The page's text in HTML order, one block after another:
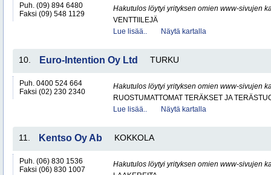
Puh. (09) 894 6480
Faksi (09) 548 1129
Hakutulos löytyi yrityksen omien www-sivujen
VENTTIILEJÄ
Lue lisää..
Näytä kartalla
10. Euro-Intention Oy Ltd TURKU
Puh. 0400 524 664
Faksi (02) 230 2340
Hakutulos löytyi yrityksen omien www-sivujen
RUOSTUMATTOMAT TERÄKSET JA
Lue lisää..
Näytä kartalla
11. Kentso Oy Ab KOKKOLA
Puh. (06) 830 1536
Faksi (06) 830 1007
Hakutulos löytyi yrityksen omien www-sivujen